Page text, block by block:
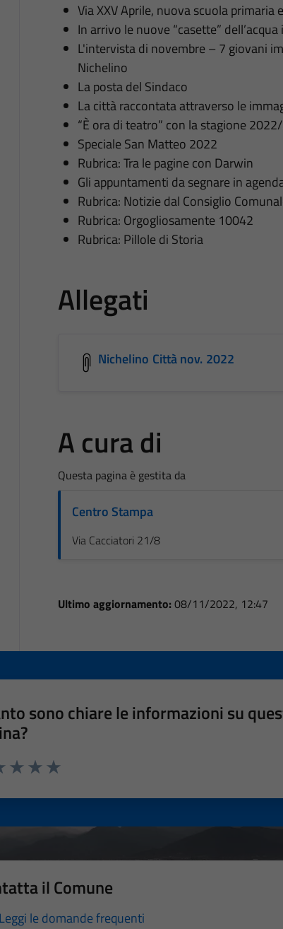
Via XXV Aprile, nuova scuola
In arrivo le nuove “casette”
L'intervista di novembre – 7 giovani
Nichelino
La posta del Sindaco
La città raccontata attraverso le
“È ora di teatro” con la stagione
Speciale San Matteo 2022
Rubrica: Tra le pagine con Darwin
Gli appuntamenti da segnare in
Rubrica: Notizie dal Consiglio
Rubrica: Orgogliosamente 10042
Rubrica: Pillole di Storia
Allegati
Nichelino Città nov. 2022
A cura di
Questa pagina è gestita da
Centro Stampa
Via Cacciatori 21/8
Ultimo aggiornamento: 08/11/2022, 12:47
sono chiare le informazioni su
il Comune
Leggi le domande frequenti